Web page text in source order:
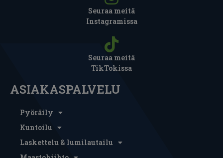
Seuraa meitä
Instagramissa
Seuraa meitä
TikTokissa
ASIAKASPALVELU
Pyöräily
Kuntoilu
Laskettelu & lumilautailu